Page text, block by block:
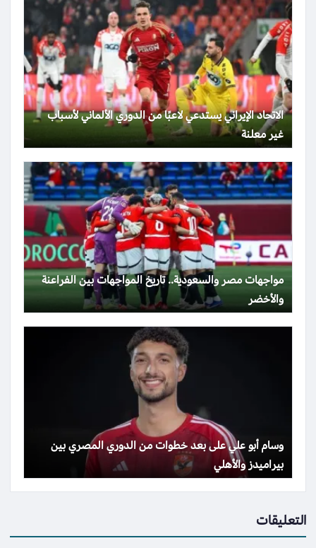
الاتحاد الإيراني يستدعي لاعبًا من الدوري الألماني لأسباب
غير معلنة
مواجهات مصر والسعودية.. تاريخ المواجهات بين الفراعنة
والأخضر
وسام أبو علي على بعد خطوات من الدوري المصري بين
بيراميدز والأهلي
التعليقات